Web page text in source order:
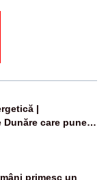
|
Dunăre care pune
era
primesc un